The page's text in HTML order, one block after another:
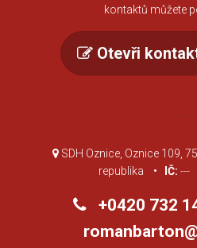
kontaktů můžete
Otevři
SDH Oznice, Oznice 109,
republika •
IČ: ---
+0420 732